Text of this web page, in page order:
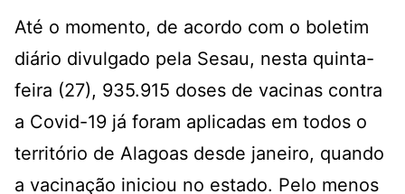
Até o momento, de acordo com o boletim
diário divulgado pela Sesau, nesta quinta-
feira (27), 935.915 doses de vacinas contra
a Covid-19 já foram aplicadas em todos o
território de Alagoas desde janeiro, quando
a vacinação iniciou no estado. Pelo menos